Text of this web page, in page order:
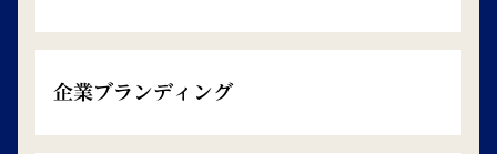
企業ブランディング